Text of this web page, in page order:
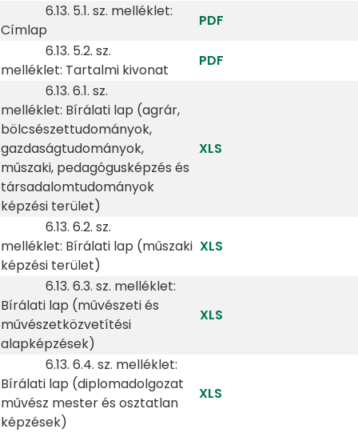
6.13. 5.1. sz. melléklet:
Címlap
PDF
6.13. 5.2. sz.
melléklet: Tartalmi kivonat
PDF
6.13. 6.1. sz.
melléklet: Bírálati lap (agrár,
bölcsészettudományok,
gazdaságtudományok,
műszaki, pedagógusképzés és
társadalomtudományok
képzési terület)
XLS
6.13. 6.2. sz.
melléklet: Bírálati lap (műszaki
képzési terület)
XLS
6.13. 6.3. sz. melléklet:
Bírálati lap (művészeti és
művészetközvetítési
alapképzések)
XLS
6.13. 6.4. sz. melléklet:
Bírálati lap (diplomadolgozat
művész mester és osztatlan
képzések)
XLS